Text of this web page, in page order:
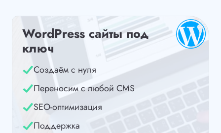
WordPress сайты под
ключ
Создаём с нуля
Переносим с любой CMS
SEO-оптимизация
Поддержка